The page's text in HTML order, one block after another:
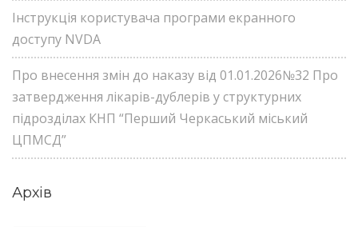
Інструкція користувача програми екранного
доступу NVDA
Про внесення змін до наказу від 01.01.2026№32 Про
затвердження лікарів-дублерів у структурних
підрозділах КНП “Перший Черкаський міський
ЦПМСД”
Архів